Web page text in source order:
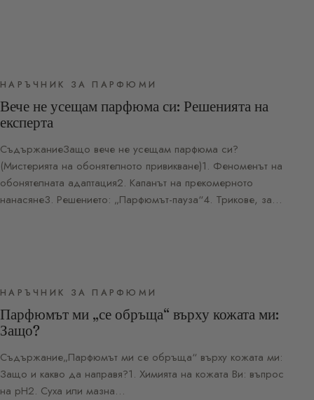
НАРЪЧНИК ЗА ПАРФЮМИ
Вече не усещам парфюма си: Решенията на
експерта
СъдържаниеЗащо вече не усещам парфюма си?
(Мистерията на обонятелното привикване)1. Феноменът на
обонятелната адаптация2. Капанът на прекомерното
нанасяне3. Решението: „Парфюмът-пауза“4. Трикове, за…
НАРЪЧНИК ЗА ПАРФЮМИ
Парфюмът ми „се обръща“ върху кожата ми:
Защо?
Съдържание„Парфюмът ми се обръща“ върху кожата ми:
Защо и какво да направя?1. Химията на кожата Ви: въпрос
на pH2. Суха или мазна…